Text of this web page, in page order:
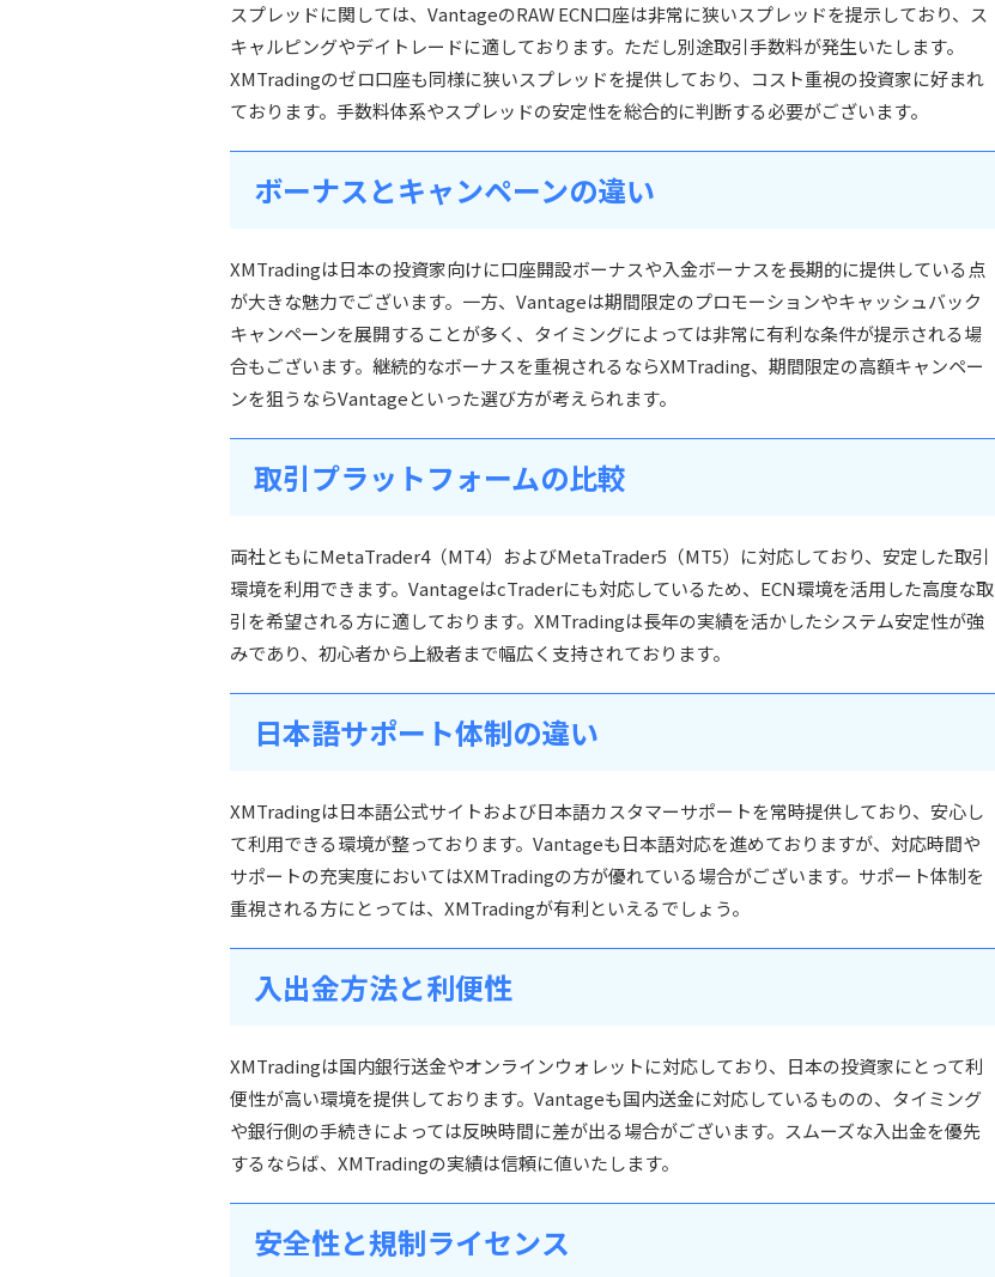
スプレッドに関しては、VantageのRAW ECN口座は非常に狭いスプレッドを提示しており、ス
キャルピングやデイトレードに適しております。ただし別途取引手数料が発生いたします。
XMTradingのゼロ口座も同様に狭いスプレッドを提供しており、コスト重視の投資家に好まれ
ております。手数料体系やスプレッドの安定性を総合的に判断する必要がございます。
ボーナスとキャンペーンの違い
XMTradingは日本の投資家向けに口座開設ボーナスや入金ボーナスを長期的に提供している点
が大きな魅力でございます。一方、Vantageは期間限定のプロモーションやキャッシュバック
キャンペーンを展開することが多く、タイミングによっては非常に有利な条件が提示される場
合もございます。継続的なボーナスを重視されるならXMTrading、期間限定の高額キャンペー
ンを狙うならVantageといった選び方が考えられます。
取引プラットフォームの比較
両社ともにMetaTrader4（MT4）およびMetaTrader5（MT5）に対応しており、安定した取引
環境を利用できます。VantageはcTraderにも対応しているため、ECN環境を活用した高度な取
引を希望される方に適しております。XMTradingは長年の実績を活かしたシステム安定性が強
みであり、初心者から上級者まで幅広く支持されております。
日本語サポート体制の違い
XMTradingは日本語公式サイトおよび日本語カスタマーサポートを常時提供しており、安心し
て利用できる環境が整っております。Vantageも日本語対応を進めておりますが、対応時間や
サポートの充実度においてはXMTradingの方が優れている場合がございます。サポート体制を
重視される方にとっては、XMTradingが有利といえるでしょう。
入出金方法と利便性
XMTradingは国内銀行送金やオンラインウォレットに対応しており、日本の投資家にとって利
便性が高い環境を提供しております。Vantageも国内送金に対応しているものの、タイミング
や銀行側の手続きによっては反映時間に差が出る場合がございます。スムーズな入出金を優先
するならば、XMTradingの実績は信頼に値いたします。
安全性と規制ライセンス